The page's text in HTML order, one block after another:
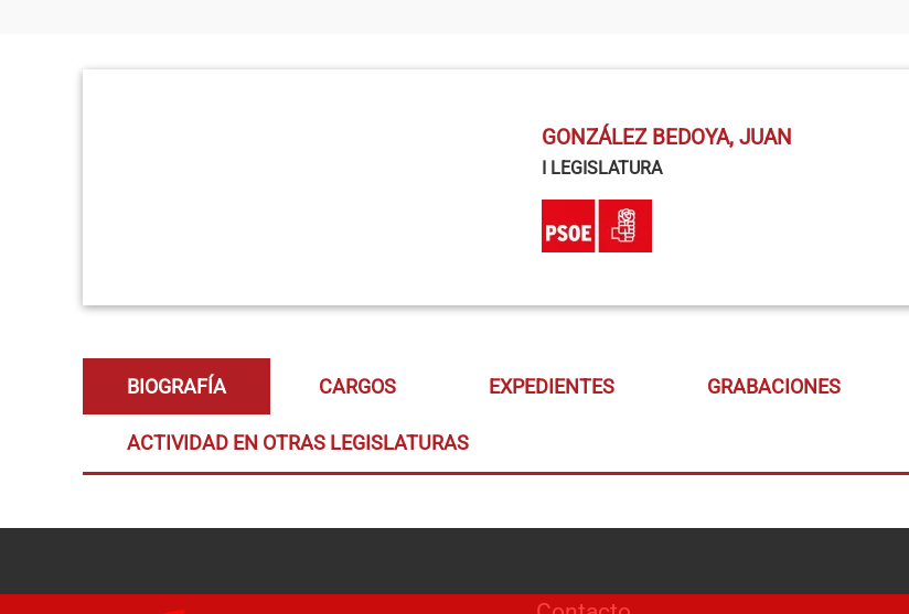
GONZÁLEZ BEDOYA, JUAN
I LEGISLATURA
BIOGRAFÍA CARGOS EXPEDIENTES GRABACIONES
ACTIVIDAD EN OTRAS LEGISLATURAS